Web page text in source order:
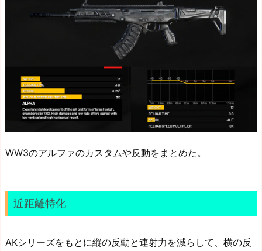
WW3のアルファのカスタムや反動をまとめた。
近距離特化
AKシリーズをもとに縦の反動と連射力を減らして、横の反